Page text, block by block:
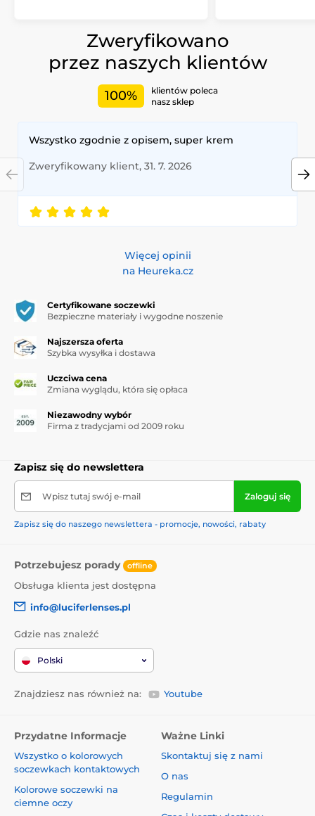
Zweryfikowano
przez naszych klientów
100%
klientów poleca
nasz sklep
Wszystko zgodnie z opisem, super krem
Zweryfikowany klient, 31. 7. 2026
Więcej opinii
na Heureka.cz
Certyfikowane soczewki
Bezpieczne materiały i wygodne noszenie
Najszersza oferta
Szybka wysyłka i dostawa
Uczciwa cena
Zmiana wyglądu, która się opłaca
Niezawodny wybór
Firma z tradycjami od 2009 roku
Zapisz się do newslettera
Wpisz tutaj swój e-mail Zaloguj się
Zapisz się do naszego newslettera - promocje, nowości, rabaty
Potrzebujesz porady offline
Obsługa klienta jest dostępna
info@luciferlenses.pl
Gdzie nas znaleźć
Polski
Znajdziesz nas również na: Youtube
Przydatne Informacje
Wszystko o kolorowych
soczewkach kontaktowych
Kolorowe soczewki na
ciemne oczy
Ważne Linki
Skontaktuj się z nami
O nas
Regulamin